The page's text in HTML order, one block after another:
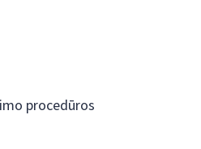
procedūros